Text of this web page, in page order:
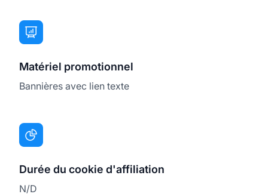
Matériel promotionnel
Bannières avec lien texte
Durée du cookie d'affiliation
N/D